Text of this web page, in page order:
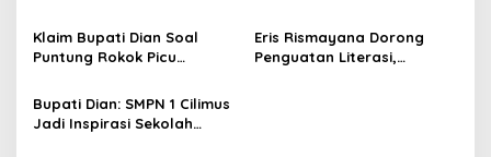
Tingkatkan Kesejahteraan
Keluarga
Digital
Klaim Bupati Dian Soal
Puntung Rokok Picu
Jabar Hejo, Sebut Tak
Sesuai Kajian Ilmiah
Eris Rismayana Dorong
Penguatan Literasi,
Bupati Dian: SMPN 1 Cilimus
Jadi Inspirasi Sekolah